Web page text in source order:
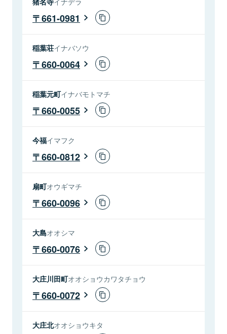
661-0981
稲葉荘イナバソウ
660-0064
稲葉元町イナバモトマチ
660-0055
今福イマフク
660-0812
扇町オウギマチ
660-0096
大島オオシマ
660-0076
大庄川田町オオショウカワタチョウ
660-0072
大庄北オオショウキタ